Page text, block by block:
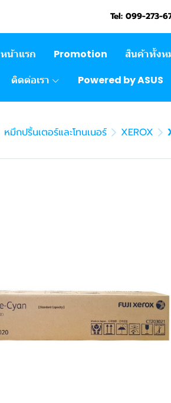
Tel: 099-273-
หน้าแรก Promotion สินค้าทั้งห
ติดต่อเรา
Powered by ASUS
หมึกปริ้นเตอร์และโทนเนอร์ XEROX